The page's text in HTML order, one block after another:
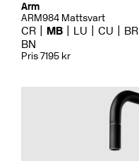
Arm
ARM984 Mattsvart
CR MB LU CU BR
BN
Pris 7195 kr